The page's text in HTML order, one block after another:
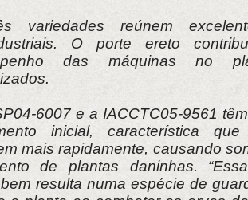
variedades reúnem
O porte ereto
das máquinas no
6007 e a IACCTC05-9561
inicial, característica
mais rapidamente, causando
de plantas daninhas.
resulta numa espécie de